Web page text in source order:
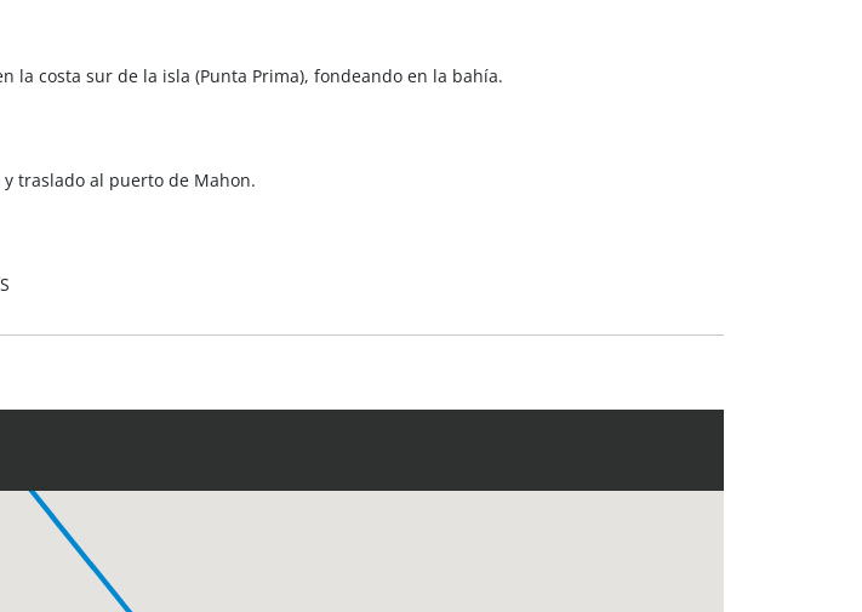
la costa sur de la isla (Punta Prima), fondeando en la bahía.
traslado al puerto de Mahon.